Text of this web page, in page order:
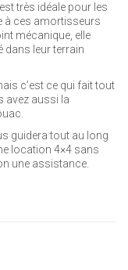
très idéale pour les
à ces amortisseurs
mécanique, elle
dans leur terrain
c’est ce qui fait tout
avez aussi la
guidera tout au long
location 4×4 sans
une assistance.